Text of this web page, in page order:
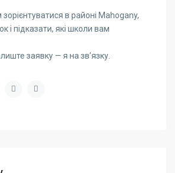
в районі Mahogany,
і підказати, які школи вам
заявку — я на зв’язку.